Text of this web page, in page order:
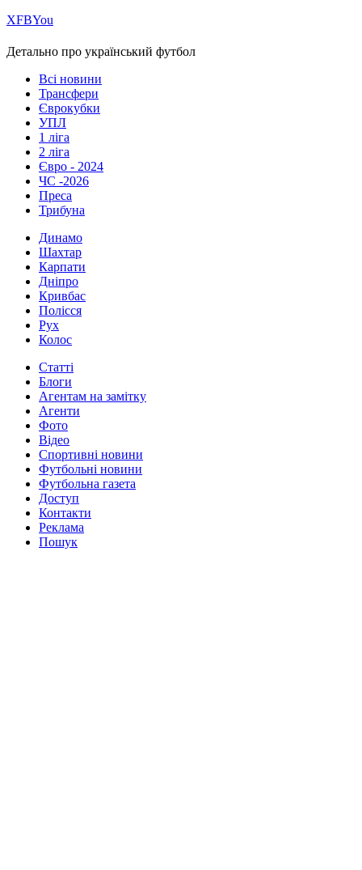
ХFBYou
Детально про український футбол
Всі новини
Трансфери
Єврокубки
УПЛ
1 ліга
2 ліга
Євро - 2024
ЧС -2026
Преса
Трибуна
Динамо
Шахтар
Карпати
Дніпро
Кривбас
Полісся
Рух
Колос
Статті
Блоги
Агентам на замітку
Агенти
Фото
Відео
Спортивні новини
Футбольні новини
Футбольна газета
Доступ
Контакти
Реклама
Пошук